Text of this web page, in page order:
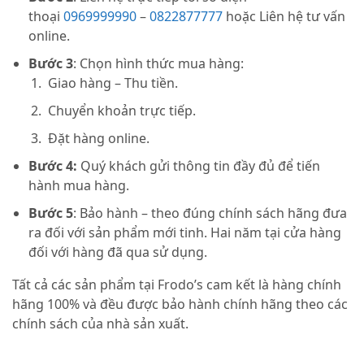
thoại 0969999990–0822877777 hoặc Liên hệ tư vấn
online.
Bước 3: Chọn hình thức mua hàng:
Giao hàng – Thu tiền.
Chuyển khoản trực tiếp.
Đặt hàng online.
Bước 4: Quý khách gửi thông tin đầy đủ để tiến
hành mua hàng.
Bước 5: Bảo hành – theo đúng chính sách hãng đưa
ra đối với sản phẩm mới tinh. Hai năm tại cửa hàng
đối với hàng đã qua sử dụng.
Tất cả các sản phẩm tại Frodo’s cam kết là hàng chính
hãng 100% và đều được bảo hành chính hãng theo các
chính sách của nhà sản xuất.